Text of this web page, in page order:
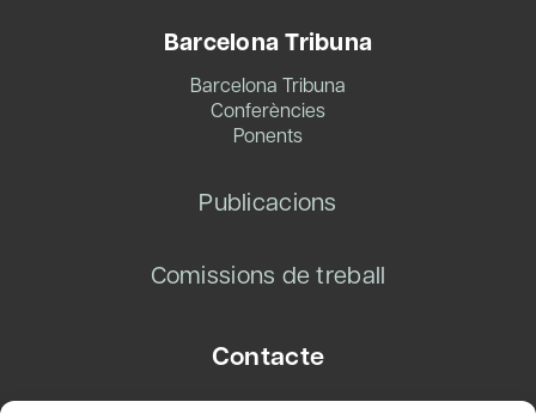
Barcelona Tribuna
Barcelona Tribuna
Conferències
Ponents
Publicacions
Comissions de treball
Contacte